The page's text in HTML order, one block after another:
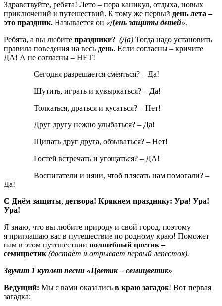
Здравствуйте, ребята! Лето – пора каникул, отдыха, новых
приключений и путешествий. К тому же первый день лета –
это праздник. Называется он «День защиты детей».
Ребята, а вы любите праздники? (Да) Тогда надо установить
правила поведения на весь день. Если согласны – кричите
ДА! А не согласны – НЕТ!
Сегодня разрешается смеяться? – Да!
Шутить, играть и кувыркаться? – Да!
Толкаться, драться и кусаться? – Нет!
Друг другу нежно улыбаться? – Да!
Щипать друг друга, обзываться? – Нет!
Гостей встречать и угощаться? – ДА!
Воспитатели и няни, чтоб плясать нам помогали? –
Да!
С Днём защиты, детвора! Крикнем празднику: Ура! Ура!
Ура!
Я знаю, что вы любите природу и свой город, поэтому
я приглашаю вас в путешествие по родному краю! Поможет
нам в этом путешествии волшебный цветик –
семицветик (достаёт и отрывает первый лепесток).
Звучит 1 куплет песни «Цветик – семицветик»
Ведущий: Мы с вами оказались в краю загадок! Вот первая
загадка: